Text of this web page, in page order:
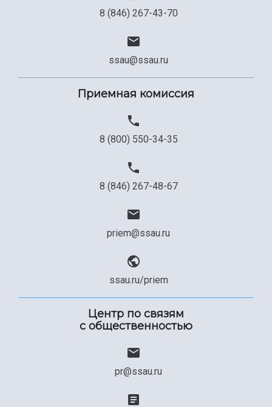
8 (846) 267-43-70
ssau@ssau.ru
Приемная комиссия
8 (800) 550-34-35
8 (846) 267-48-67
priem@ssau.ru
ssau.ru/priem
Центр по связям
с общественностью
pr@ssau.ru